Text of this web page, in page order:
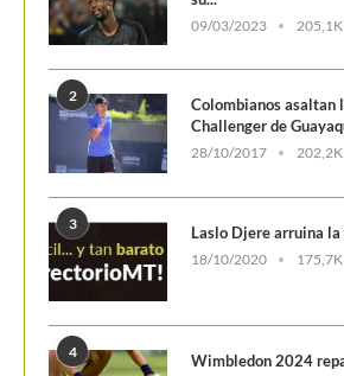
POSTS POPULARES
1
ATP 1000 Indian
su...